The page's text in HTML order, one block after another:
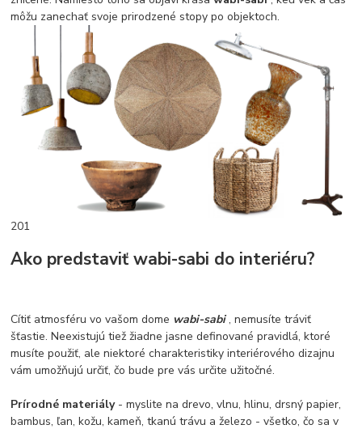
môžu zanechať svoje prirodzené stopy po objektoch.
201
Ako predstaviť wabi-sabi do interiéru?
Cítiť atmosféru vo vašom dome wabi-sabi, nemusíte tráviť
šťastie. Neexistujú tiež žiadne jasne definované pravidlá, ktoré
musíte použiť, ale niektoré charakteristiky interiérového dizajnu
vám umožňujú určiť, čo bude pre vás určite užitočné.
Prírodné materiály - myslite na drevo, vlnu, hlinu, drsný papier,
bambus, ľan, kožu, kameň, tkanú trávu a železo - všetko, čo sa v